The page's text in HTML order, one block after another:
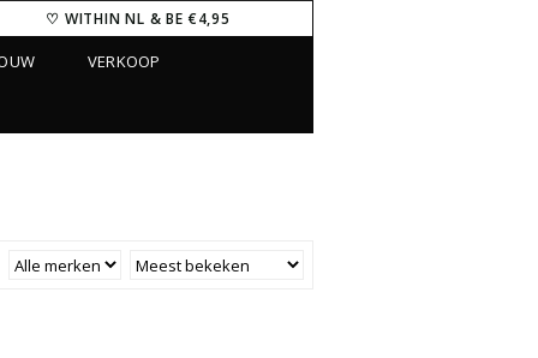
♡ WITHIN NL & BE €4,95
VERKOOP